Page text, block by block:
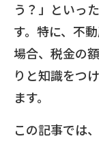
う？」といっ
す。特に、不
場合、税金の
りと知識をつ
ます。
この記事では